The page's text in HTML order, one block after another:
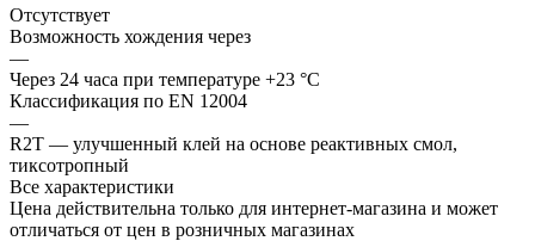
Отсутствует
Возможность хождения через
—
Через 24 часа при температуре +23 °С
Классификация по EN 12004
—
R2T — улучшенный клей на основе реактивных смол,
тиксотропный
Все характеристики
Цена действительна только для интернет-магазина и может
отличаться от цен в розничных магазинах